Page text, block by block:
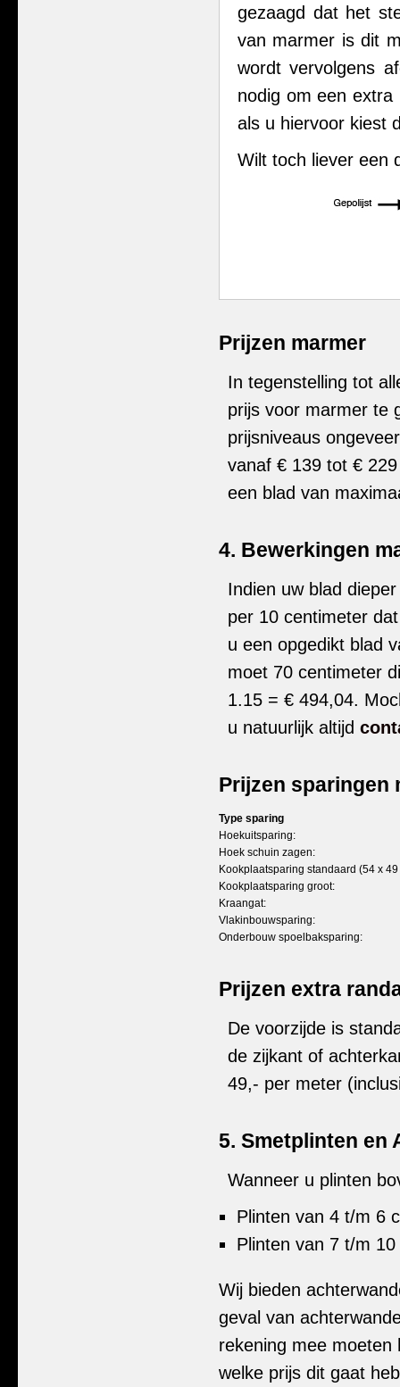
gezaagd dat het
van marmer is dit
wordt vervolgens
nodig om een
als u hiervoor kiest
Wilt toch liever een
Prijzen marmer
In tegenstelling tot
prijs voor marmer te
prijsniveaus
vanaf € 139 tot €
een blad van
4. Bewerkingen
Indien uw blad
per 10 centimeter
u een opgedikt blad
moet 70 centimeter
1.15 = € 494,04.
u natuurlijk altijd
Prijzen sparingen
Type sparing
Hoekuitsparing:
Hoek schuin zagen:
Kookplaatsparing standaard (54 x 49
Kookplaatsparing groot:
Kraangat:
Vlakinbouwsparing:
Onderbouw spoelbaksparing:
Prijzen extra
De voorzijde is
de zijkant of
49,- per meter
5. Smetplinten en
Wanneer u plinten
Plinten van 4 t/m 6
Plinten van 7 t/m
Wij bieden
geval van
rekening mee moeten
welke prijs dit gaat